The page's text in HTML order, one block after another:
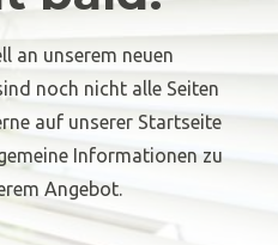
an unserem neuen
noch nicht alle Seiten
auf unserer Startseite
Informationen zu
Angebot.